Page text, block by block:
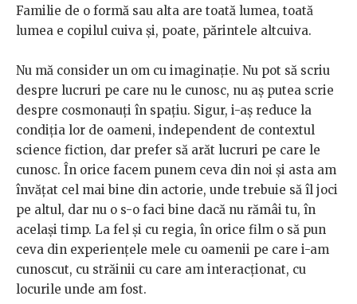
Familie de o formă sau alta are toată lumea, toată
lumea e copilul cuiva și, poate, părintele altcuiva.
Nu mă consider un om cu imaginație. Nu pot să scriu
despre lucruri pe care nu le cunosc, nu aș putea scrie
despre cosmonauți în spațiu. Sigur, i-aș reduce la
condiția lor de oameni, independent de contextul
science fiction, dar prefer să arăt lucruri pe care le
cunosc. În orice facem punem ceva din noi și asta am
învățat cel mai bine din actorie, unde trebuie să îl joci
pe altul, dar nu o s-o faci bine dacă nu rămâi tu, în
același timp. La fel și cu regia, în orice film o să pun
ceva din experiențele mele cu oamenii pe care i-am
cunoscut, cu străinii cu care am interacționat, cu
locurile unde am fost.